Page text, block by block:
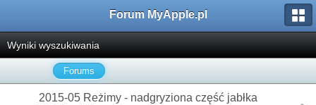
Forum MyApple.pl
Wyniki wyszukiwania
Forums
2015-05 Reżimy - nadgryziona część jabłka